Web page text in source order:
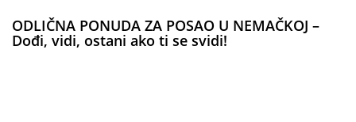
ODLIČNA PONUDA ZA POSAO U NEMAČKOJ –
Dođi, vidi, ostani ako ti se svidi!